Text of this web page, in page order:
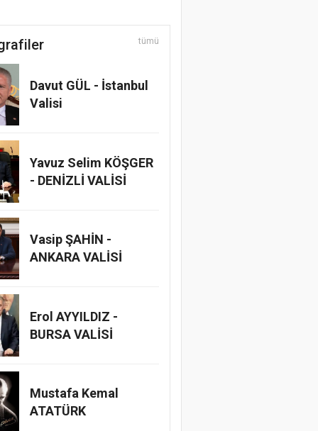
tümü
Davut GÜL - İstanbul
Valisi
Yavuz Selim KÖŞGER
- DENİZLİ VALİSİ
Vasip ŞAHİN -
ANKARA VALİSİ
Erol AYYILDIZ -
BURSA VALİSİ
Mustafa Kemal
ATATÜRK